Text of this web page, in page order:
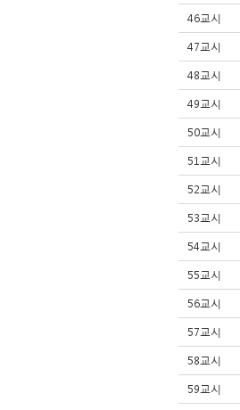
46교시
47교시
48교시
49교시
50교시
51교시
52교시
53교시
54교시
55교시
56교시
57교시
58교시
59교시